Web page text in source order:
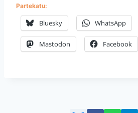
Partekatu:
Bluesky WhatsApp
Mastodon Facebook